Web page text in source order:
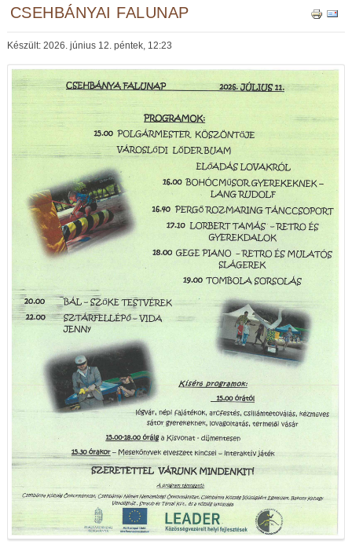
CSEHBÁNYAI FALUNAP
Készült: 2026. június 12. péntek, 12:23